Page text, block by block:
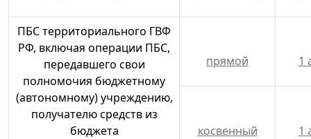
ПБС территориального ГВФ
РФ, включая операции ПБС,
передавшего свои
полномочия бюджетному
(автономному) учреждению,
получателю средств из
бюджета
прямой 1
косвенный 1